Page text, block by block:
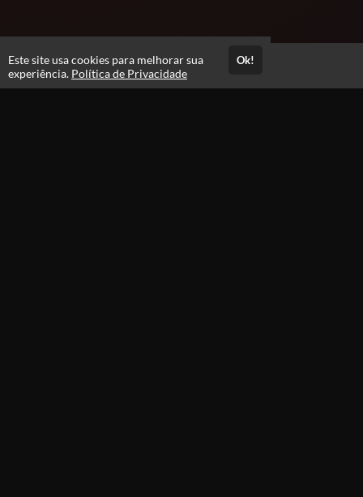
Acesso por 6 meses
Este site usa cookies para melhorar sua
experiência. Política de Privacidade
Ok!